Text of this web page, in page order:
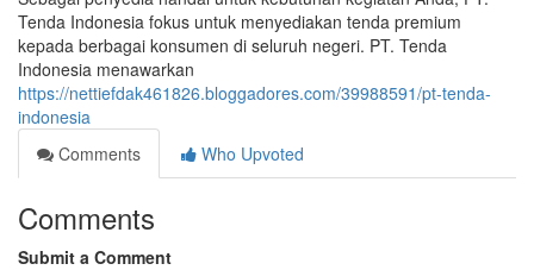
Tenda Indonesia fokus untuk menyediakan tenda premium
kepada berbagai konsumen di seluruh negeri. PT. Tenda
Indonesia menawarkan
https://nettiefdak461826.bloggadores.com/39988591/pt-tenda-
indonesia
Comments
Who Upvoted
Comments
Submit a Comment